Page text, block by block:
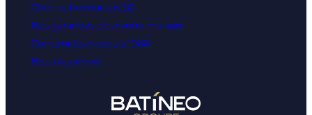
Créer votre maison 3D
Nos garanties pour votre maison
Constructeur depuis 1988
Nous rejoindre